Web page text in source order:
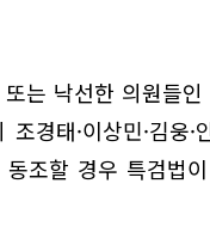
는 낙선한 의원들
경태·이상민·김웅·
조할 경우 특검법